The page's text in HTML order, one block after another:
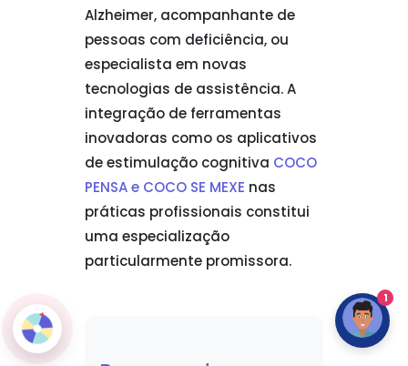
Alzheimer, acompanhante de
pessoas com deficiência, ou
especialista em novas
tecnologias de assistência. A
integração de ferramentas
inovadoras como os aplicativos
de estimulação cognitiva COCO
PENSA e COCO SE MEXE nas
práticas profissionais constitui
uma especialização
particularmente promissora.
1